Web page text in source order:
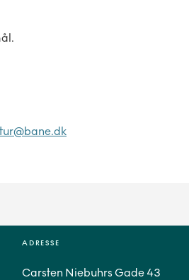
ADRESSE
Carsten Niebuhrs Gade 43